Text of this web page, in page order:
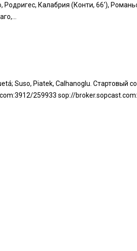
Калабрия (Конти, 66'),
Suso, Piatek, Calhanoglu. Стартовый
259933 sop://